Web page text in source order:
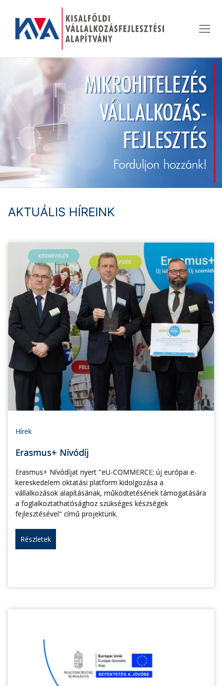
tartalomra
AKTUÁLIS HÍREINK
Hírek
Erasmus+ Nívódíj
Erasmus+ Nívódíjat nyert "eU-COMMERCE: új európai e-
kereskedelem oktatási platform kidolgozása a
vállalkozások alapításának, működtetésének támogatására
a foglalkoztathatósághoz szükséges készségek
fejlesztésével" című projektünk.
Részletek